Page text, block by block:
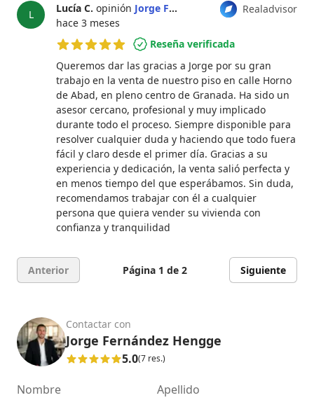
L Realadvisor
Lucía C. opinión Jorge Fernández Hengge
hace 3 meses
Reseña verificada
5 de 5 estrellas
Queremos dar las gracias a Jorge por su gran
trabajo en la venta de nuestro piso en calle Horno
de Abad, en pleno centro de Granada. Ha sido un
asesor cercano, profesional y muy implicado
durante todo el proceso. Siempre disponible para
resolver cualquier duda y haciendo que todo fuera
fácil y claro desde el primer día. Gracias a su
experiencia y dedicación, la venta salió perfecta y
en menos tiempo del que esperábamos. Sin duda,
recomendamos trabajar con él a cualquier
persona que quiera vender su vivienda con
confianza y tranquilidad
Anterior Página 1 de 2 Siguiente
Contactar con
Jorge Fernández Hengge
5.0(7 res.)